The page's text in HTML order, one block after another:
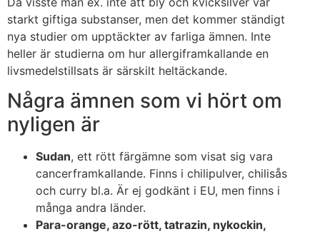
starkt giftiga substanser, men det kommer ständigt
nya studier om upptäckter av farliga ämnen. Inte
heller är studierna om hur allergiframkallande en
livsmedelstillsats är särskilt heltäckande.
Några ämnen som vi hört om
nyligen är
Sudan, ett rött färgämne som visat sig vara
cancerframkallande. Finns i chilipulver, chilisås
och curry bl.a. Är ej godkänt i EU, men finns i
många andra länder.
Para-orange, azo-rött, tatrazin, nykockin,